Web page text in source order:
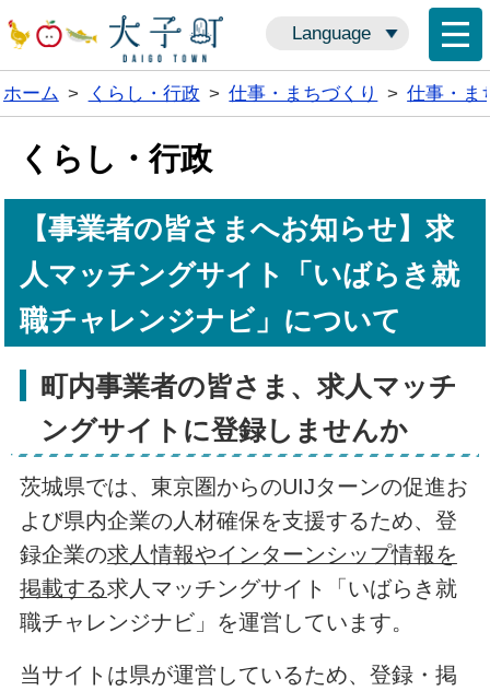
Language
ホーム > くらし・行政 > 仕事・まちづくり > 仕事・ま
くらし・行政
【事業者の皆さまへお知らせ】求
人マッチングサイト「いばらき就
職チャレンジナビ」について
町内事業者の皆さま、求人マッチ
ングサイトに登録しませんか
茨城県では、東京圏からのUIJターンの促進お
よび県内企業の人材確保を支援するため、登
録企業の求人情報やインターンシップ情報を
掲載する求人マッチングサイト「いばらき就
職チャレンジナビ」を運営しています。
当サイトは県が運営しているため、登録・掲